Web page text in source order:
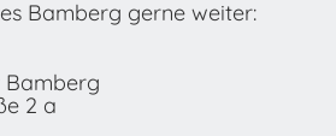
Bamberg gerne weiter:
2 a